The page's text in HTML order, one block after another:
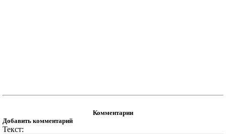
Комментарии
Добавить комментарий
Текст: